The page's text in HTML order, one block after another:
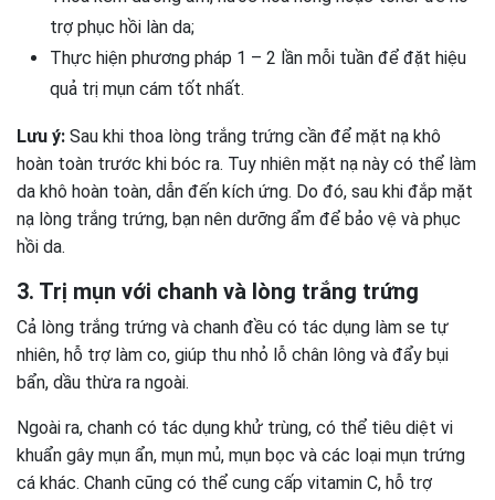
trợ phục hồi làn da;
Thực hiện phương pháp 1 – 2 lần mỗi tuần để đặt hiệu
quả trị mụn cám tốt nhất.
Lưu ý: Sau khi thoa lòng trắng trứng cần để mặt nạ khô
hoàn toàn trước khi bóc ra. Tuy nhiên mặt nạ này có thể làm
da khô hoàn toàn, dẫn đến kích ứng. Do đó, sau khi đắp mặt
nạ lòng trắng trứng, bạn nên dưỡng ẩm để bảo vệ và phục
hồi da.
3. Trị mụn với chanh và lòng trắng trứng
Cả lòng trắng trứng và chanh đều có tác dụng làm se tự
nhiên, hỗ trợ làm co, giúp thu nhỏ lỗ chân lông và đẩy bụi
bẩn, dầu thừa ra ngoài.
Ngoài ra, chanh có tác dụng khử trùng, có thể tiêu diệt vi
khuẩn gây mụn ẩn, mụn mủ, mụn bọc và các loại mụn trứng
cá khác. Chanh cũng có thể cung cấp vitamin C, hỗ trợ